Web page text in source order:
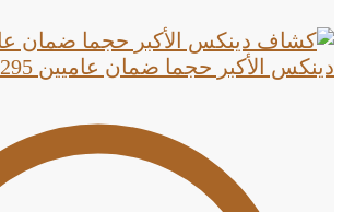
دينكس الأكبر حجما ضمان عاميين 295